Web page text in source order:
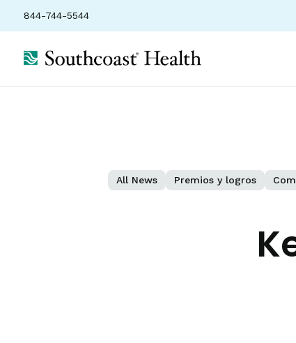
844-744-5544
All News Premios y logros